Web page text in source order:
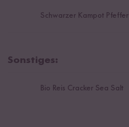
Schwarzer Kampot Pfeffer
Sonstiges:
Bio Reis Cracker Sea Salt